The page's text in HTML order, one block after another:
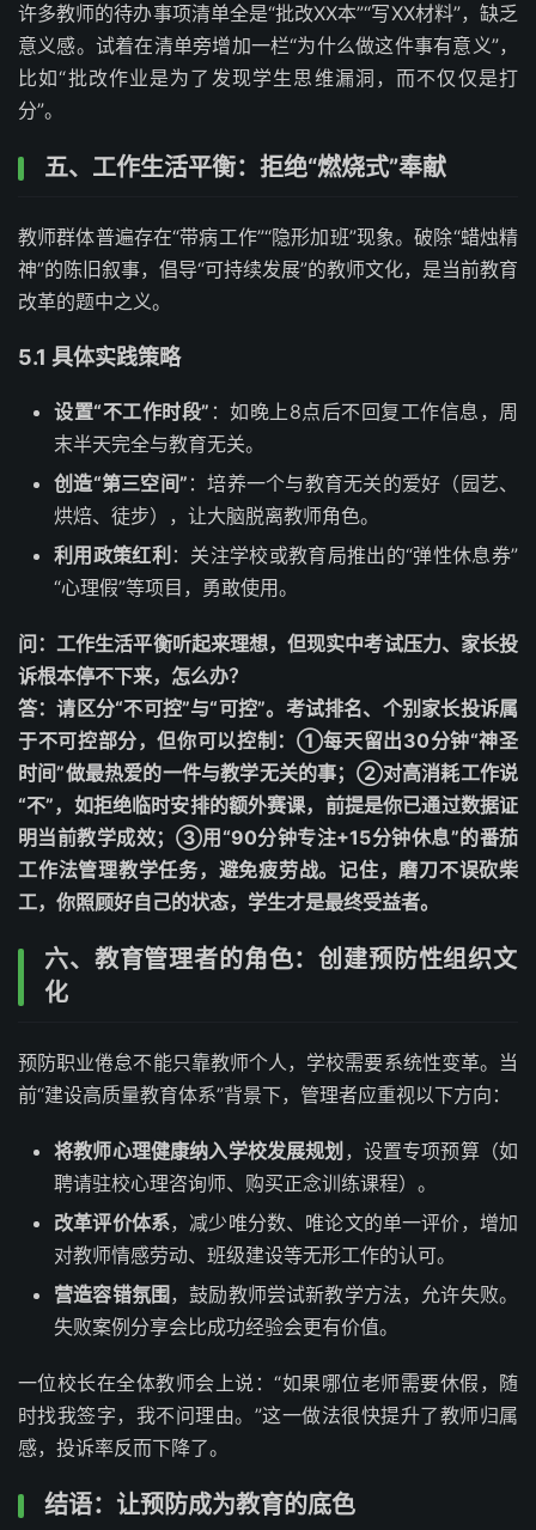
许多教师的待办事项清单全是“批改XX本”“写XX材料”，缺乏
意义感。试着在清单旁增加一栏“为什么做这件事有意义”，
比如“批改作业是为了发现学生思维漏洞，而不仅仅是打
分”。
五、工作生活平衡：拒绝“燃烧式”奉献
教师群体普遍存在“带病工作”“隐形加班”现象。破除“蜡烛精
神”的陈旧叙事，倡导“可持续发展”的教师文化，是当前教育
改革的题中之义。
5.1 具体实践策略
设置“不工作时段” ：如晚上8点后不回复工作信息，周
末半天完全与教育无关。
创造“第三空间” ：培养一个与教育无关的爱好（园艺、
烘焙、徒步），让大脑脱离教师角色。
利用政策红利 ：关注学校或教育局推出的“弹性休息券”
“心理假”等项目，勇敢使用。
问：工作生活平衡听起来理想，但现实中考试压力、家长投
诉根本停不下来，怎么办？
答：请区分“不可控”与“可控”。考试排名、个别家长投诉属
于不可控部分，但你可以控制：①每天留出30分钟“神圣
时间”做最热爱的一件与教学无关的事；②对高消耗工作说
“不”，如拒绝临时安排的额外赛课，前提是你已通过数据证
明当前教学成效；③用“90分钟专注+15分钟休息”的番茄
工作法管理教学任务，避免疲劳战。记住，磨刀不误砍柴
工，你照顾好自己的状态，学生才是最终受益者。
六、教育管理者的角色：创建预防性组织文
化
预防职业倦怠不能只靠教师个人，学校需要系统性变革。当
前“建设高质量教育体系”背景下，管理者应重视以下方向：
将教师心理健康纳入学校发展规划 ，设置专项预算（如
聘请驻校心理咨询师、购买正念训练课程）。
改革评价体系，减少唯分数、唯论文的单一评价，增加
对教师情感劳动、班级建设等无形工作的认可。
营造容错氛围 ，鼓励教师尝试新教学方法，允许失败。
失败案例分享会比成功经验会更有价值。
一位校长在全体教师会上说：“如果哪位老师需要休假，随
时找我签字，我不问理由。”这一做法很快提升了教师归属
感，投诉率反而下降了。
结语：让预防成为教育的底色